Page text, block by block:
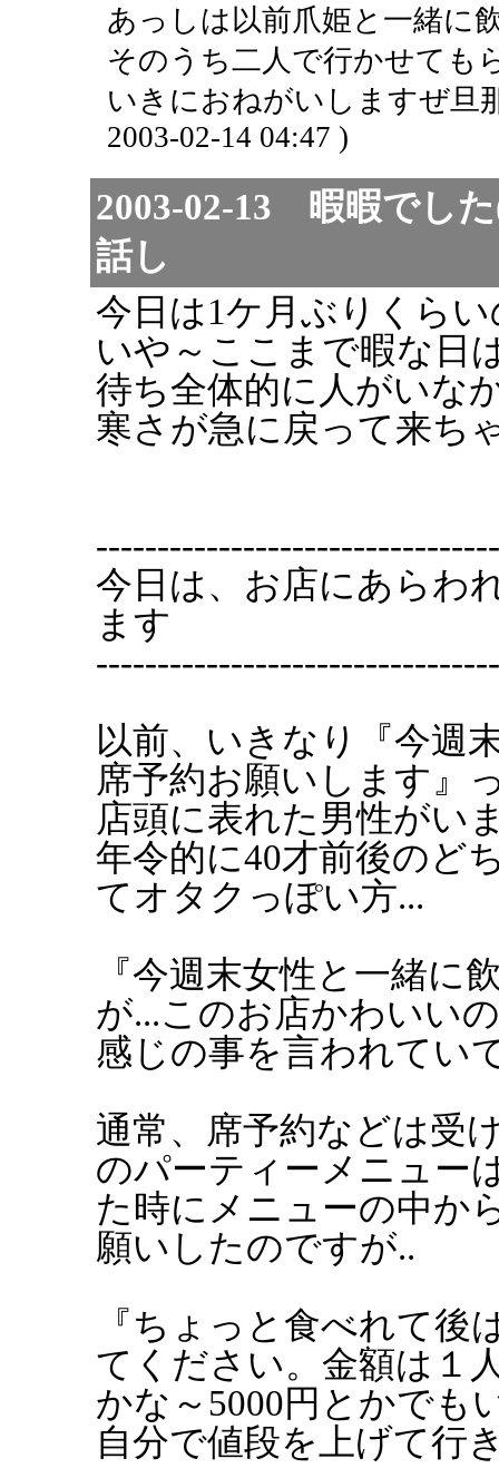
あっしは以前爪姫と一緒に
そのうち二人で行かせても
いきにおねがいしますぜ旦
2003-02-14 04:47 )
2003-02-13 暇暇でし
話し
今日は1ケ月ぶりくら
いや～ここまで暇な日
待ち全体的に人がいな
寒さが急に戻って来ち
今日は、お店にあらわ
ます
以前、いきなり『今週
席予約お願いします』
店頭に表れた男性がい
年令的に40才前後のど
てオタクっぽい方...
『今週末女性と一緒に
が...このお店かわいい
感じの事を言われてい
通常、席予約などは受
のパーティーメニュー
た時にメニューの中か
願いしたのですが..
『ちょっと食べれて後
てください。金額は１
かな～5000円とかでも
自分で値段を上げて行